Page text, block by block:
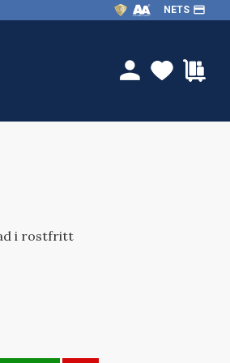
NETS payment
person
i rostfritt